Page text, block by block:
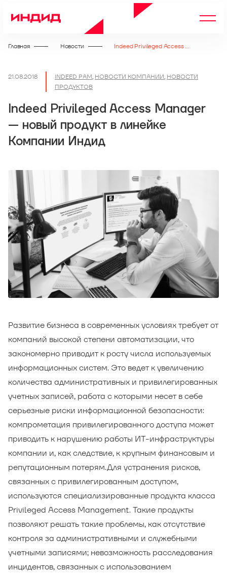
Главная Новости Indeed Privileged Access Manager — новый продукт в линейке Компании Индид
21.08.2018 INDEED PAM, НОВОСТИ КОМПАНИИ, НОВОСТИ
ПРОДУКТОВ
Indeed Privileged Access Manager
— новый продукт в линейке
Компании Индид
Развитие бизнеса в современных условиях требует от
компаний высокой степени автоматизации, что
закономерно приводит к росту числа используемых
информационных систем. Это ведет к увеличению
количества административных и привилегированных
учетных записей, работа с которыми несет в себе
серьезные риски информационной безопасности:
компрометация привилегированного доступа может
приводить к нарушению работы ИТ-инфраструктуры
компании и, как следствие, к крупным финансовым и
репутационным потерям.Для устранения рисков,
связанных с привилегированным доступом,
используются специализированные продукта класса
Privileged Access Management.Такие продукты
позволяют решать такие проблемы, как отсутствие
контроля за административными и служебными
учетными записями; невозможность расследования
инцидентов, связанных с использованием